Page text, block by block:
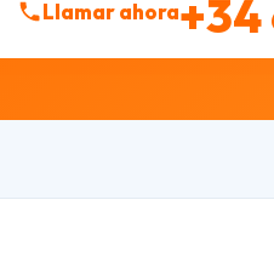
Llamar ahora+34